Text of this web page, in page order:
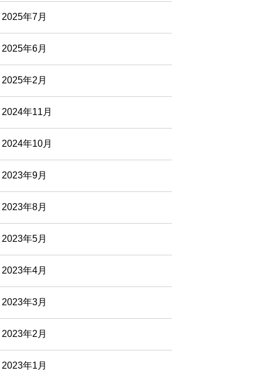
2025年7月
2025年6月
2025年2月
2024年11月
2024年10月
2023年9月
2023年8月
2023年5月
2023年4月
2023年3月
2023年2月
2023年1月